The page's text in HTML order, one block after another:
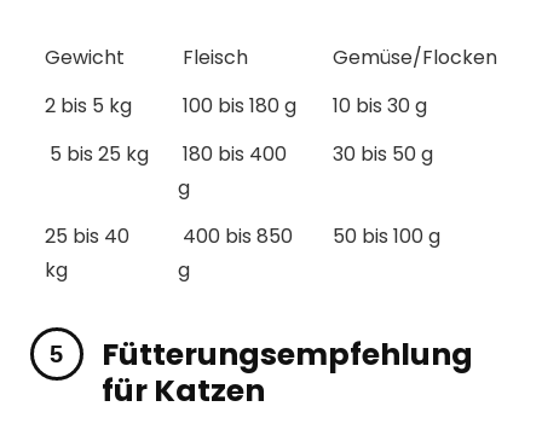
Gewicht Fleisch
Gemüse/Flocken
2 bis 5 kg
100 bis 180 g
10 bis 30 g
5 bis 25 kg
180 bis 400
g
30 bis 50 g
25 bis 40
kg
400 bis 850
g
50 bis 100 g
Fütterungsempfehlung
für Katzen